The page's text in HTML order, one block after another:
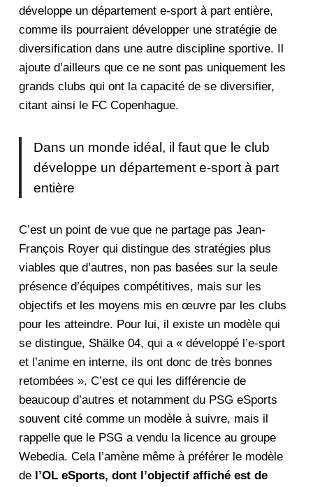
développe un département e-sport à part entière,
comme ils pourraient développer une stratégie de
diversification dans une autre discipline sportive. Il
ajoute d’ailleurs que ce ne sont pas uniquement les
grands clubs qui ont la capacité de se diversifier,
citant ainsi le FC Copenhague.
Dans un monde idéal, il faut que le club
développe un département e-sport à part
entière
C’est un point de vue que ne partage pas Jean-
François Royer qui distingue des stratégies plus
viables que d’autres, non pas basées sur la seule
présence d’équipes compétitives, mais sur les
objectifs et les moyens mis en œuvre par les clubs
pour les atteindre. Pour lui, il existe un modèle qui
se distingue, Shälke 04, qui a « développé l’e-sport
et l’anime en interne, ils ont donc de très bonnes
retombées ». C’est ce qui les différencie de
beaucoup d’autres et notamment du PSG eSports
souvent cité comme un modèle à suivre, mais il
rappelle que le PSG a vendu la licence au groupe
Webedia. Cela l’amène même à préférer le modèle
de l’OL eSports, dont l’objectif affiché est de